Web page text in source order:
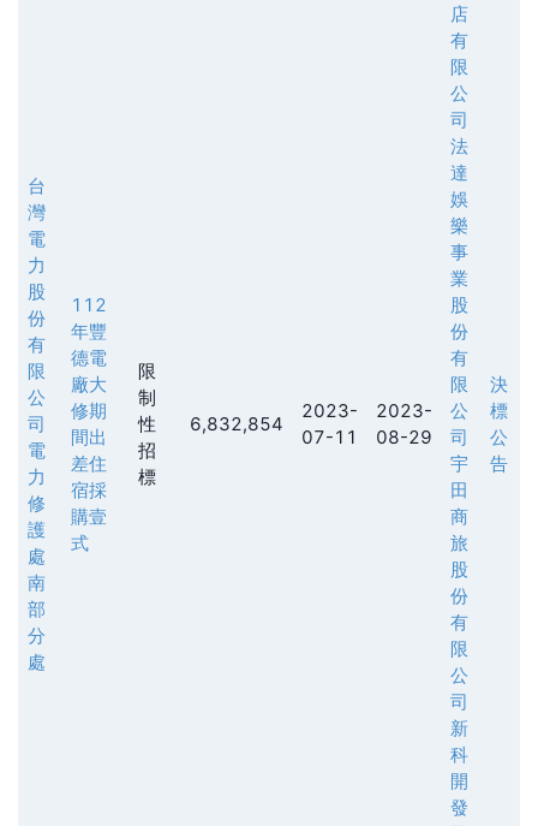
台
灣
電
力
股
份
有
限
公
司
電
力
修
護
處
南
部
分
處
112
年豐
德電
廠大
修期
間出
差住
宿採
購壹
式
限
制
性
招
標
6,832,854
2023-
07-11
2023-
08-29
店
有
限
公
司
法
達
娛
樂
事
業
股
份
有
限
公
司
宇
田
商
旅
股
份
有
限
公
司
新
科
開
發
決
標
公
告